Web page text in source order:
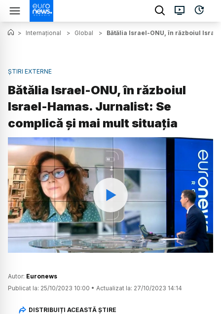
> Internațional > Global > Bătălia Israel-ONU, în războiul
ȘTIRI EXTERNE
Bătălia Israel-ONU, în războiul
Israel-Hamas. Jurnalist: Se
complică și mai mult situația
Watch
Autor: Euronews
Publicat la: 25/10/2023 10:00 • Actualizat la: 27/10/2023 14:14
DISTRIBUIȚI ACEASTĂ ȘTIRE